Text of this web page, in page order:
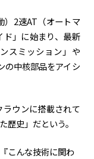
）2速AT （オートマ
」に始まり、最新
スミッション」や
の中核部品をアイシ
ウンに搭載されて
歴史」だという。
こんな技術に関わ